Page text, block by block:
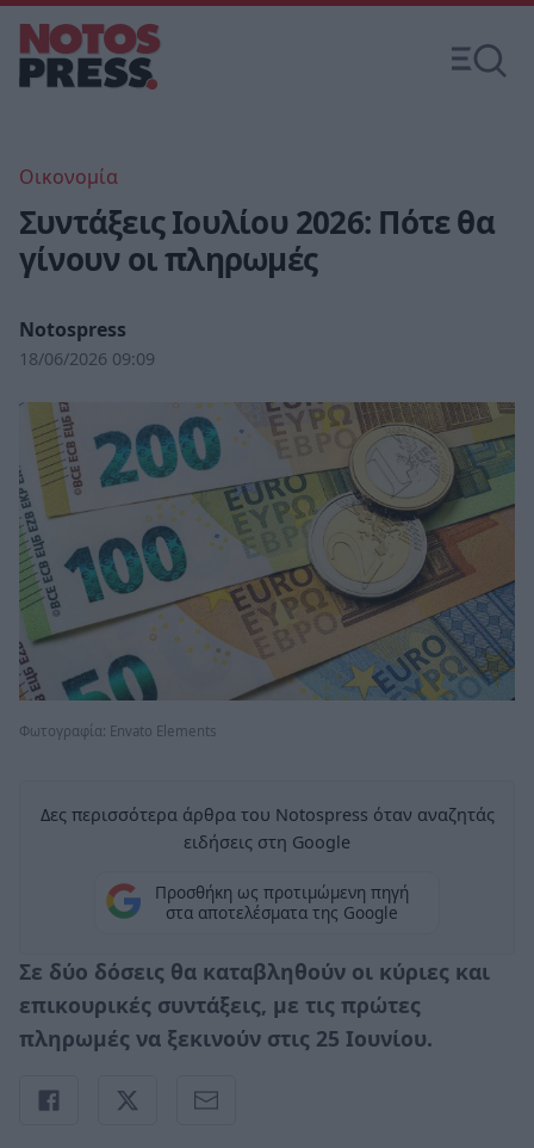
Οικονομία
Συντάξεις Ιουλίου 2026: Πότε θα
γίνουν οι πληρωμές
Notospress
18/06/2026 09:09
Φωτογραφία: Envato Elements
Δες περισσότερα άρθρα του Notospress όταν αναζητάς
ειδήσεις στη Google
Προσθήκη ως προτιμώμενη πηγή
στα αποτελέσματα της Google
Σε δύο δόσεις θα καταβληθούν οι κύριες και
επικουρικές συντάξεις, με τις πρώτες
πληρωμές να ξεκινούν στις 25 Ιουνίου.